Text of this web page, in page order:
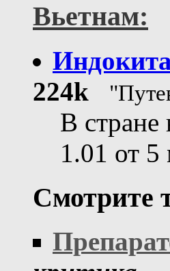
Вьетнам:
224k
В стране
1.01 от 5
Смотрите